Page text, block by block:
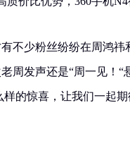
不少粉丝纷纷在周鸿祎
周发声还是“周一见！
的惊喜，让我们一起期